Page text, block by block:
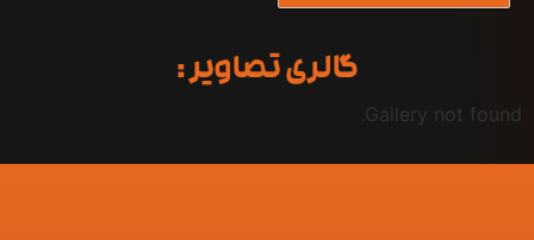
گالری تصاویر :
Gallery not found.